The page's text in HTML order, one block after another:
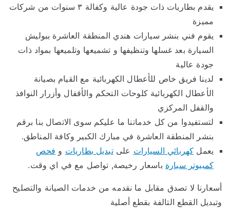
يقدم بطاريات ذات جودة عالية وكفالة ٣ سنوات من شركات
مميزة
يقوم فني بنشر سيارات هندي المنطقة العاشرة ببوليش
السيارة بعد غسلها وتنظيفها و تشميعها وتلميعها بمواد ذات
جودة عالية
لدينا فريق خاص للأعطال الكهربائية مع القيام بصيانة
الأعطال الكهربائية كلوحات التحكم والأقفال وأزرار النوافذ
والقفل المركزي
لتستفيدوا من كل خدماتنا ما عليكم سوى الاتصال بنا برقم
بنشر المنطقة العاشرة في مبارك الكبير وكافة المناطق.
يعمل كهربائي السيارات علىتبديل بطاريات و فحص
كمبيوتر سيارة باسعار رخيصة, تواصل مع في اي وقت.
أسعارنا لا تصدق مقابل ما نقدمه من خدمات الصيانة والتصليح
وتبديل القطع التالفة بقطع أصلية